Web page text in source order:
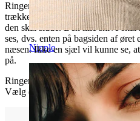
Nipple
Ringen fungerer sådan, at den
trækkes tilbage og ind i selve
den skal sidde. Den lille skive
ses, dvs. enten på bagsiden af
næsen. Ikke en sjæl vil kunne se,
på.
Ringen kan købes i farverne
Vælg din favorit.